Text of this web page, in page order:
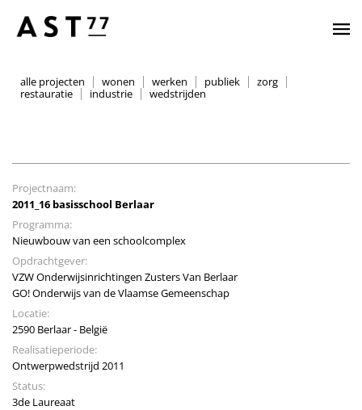
alle projecten wonen werken publiek
zorg
restauratie
industrie wedstrijden
Projectnaam:
2011_16 basisschool Berlaar
Programma:
Nieuwbouw van een schoolcomplex
Opdrachtgever:
VZW Onderwijsinrichtingen Zusters Van Berlaar
GO! Onderwijs van de Vlaamse Gemeenschap
Locatie:
2590 Berlaar - België
Realisatieperiode:
Ontwerpwedstrijd 2011
Status:
3de Laureaat